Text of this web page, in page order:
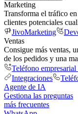
Marketing
Transforma el tráfico en
clientes potenciales
JivoMarketing
Ventas
Consigue más ventas,
de los pedidos y una
Teléfono
Integraciones
Agente de IA
Gestiona las preguntas
más frecuentes